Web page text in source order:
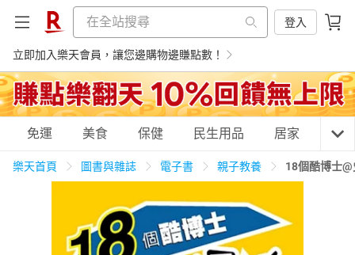
登入
立即加入樂天會員，讓您邊購物邊賺點數！
購物網分類
美食蛋糕 養生保健
免運 美食 保健 民生用品 居家 3C
樂天首頁 圖書與雜誌 電子書 親子教養 18個酷博士